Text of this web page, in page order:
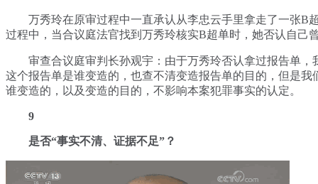
万秀玲在原审过程中一直承认从李忠云手里拿走了一张B
过程中，当合议庭法官找到万秀玲核实B超单时，她否认自己
审查合议庭审判长孙观宇：由于万秀玲否认拿过报告单，
这个报告单是谁变造的，也查不清变造报告单的目的，但是我
谁变造的，以及变造的目的，不影响本案犯罪事实的认定。
9
是否“事实不清、证据不足”？